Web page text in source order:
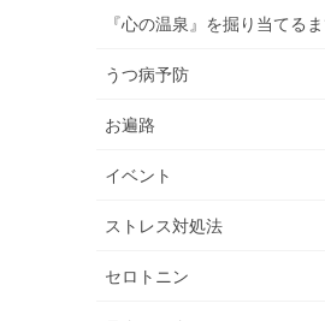
『心の温泉』を掘り当てる
うつ病予防
お遍路
イベント
ストレス対処法
セロトニン